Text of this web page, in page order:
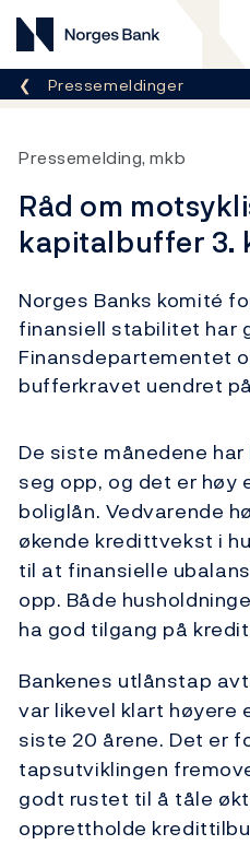
Norges Bank
Her er du nå:
Pressemeldinger
Pressemelding, mkb
Råd om
kapitalbuffer 3.
Norges Banks komité
finansiell stabilitet har
Finansdepartementet
bufferkravet uendret
De siste månedene
seg opp, og det er
boliglån. Vedvarende
økende kredittvekst i
til at finansielle
opp. Både
ha god tilgang på
Bankenes utlånstap
var likevel klart høyere
siste 20 årene. Det er
tapsutviklingen
godt rustet til å tåle
opprettholde